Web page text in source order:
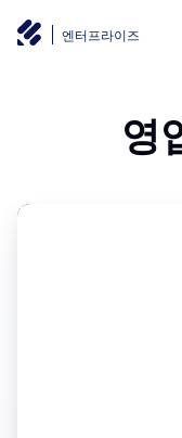
엔터프라이즈
영